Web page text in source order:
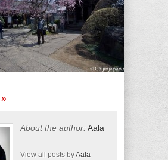
»
About the author:Aala
View all posts byAala